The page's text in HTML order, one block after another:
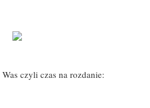
czyli czas na rozdanie: